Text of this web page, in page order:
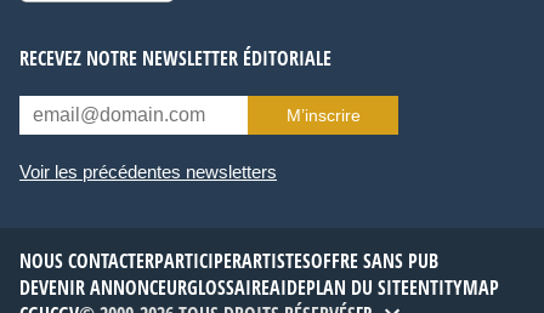
RECEVEZ NOTRE NEWSLETTER ÉDITORIALE
M’inscrire
Voir les précédentes newsletters
NOUS CONTACTERPARTICIPERARTISTESOFFRE SANS PUB
DEVENIR ANNONCEURGLOSSAIREAIDEPLAN DU SITEENTITYMAP